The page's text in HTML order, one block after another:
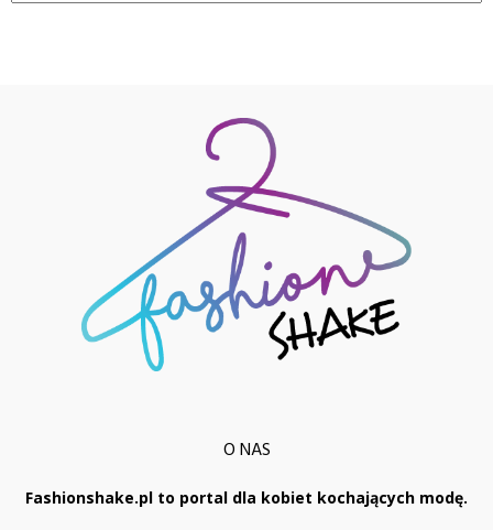
O NAS
Fashionshake.pl to portal dla kobiet kochających modę.